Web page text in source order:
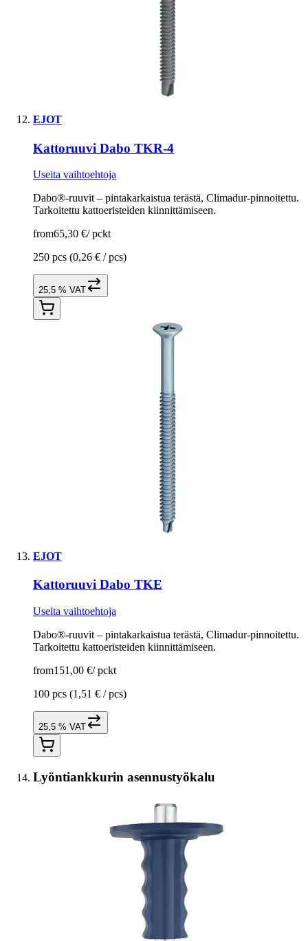
EJOT
Kattoruuvi Dabo TKR-4
Useita vaihtoehtoja
Dabo®-ruuvit – pintakarkaistua terästä, Climadur-pinnoitettu.
Tarkoitettu kattoeristeiden kiinnittämiseen.
from65,30 €/ pckt
250 pcs (0,26 € / pcs)
25,5 % VAT
EJOT
Kattoruuvi Dabo TKE
Useita vaihtoehtoja
Dabo®-ruuvit – pintakarkaistua terästä, Climadur-pinnoitettu.
Tarkoitettu kattoeristeiden kiinnittämiseen.
from151,00 €/ pckt
100 pcs (1,51 € / pcs)
25,5 % VAT
Lyöntiankkurin asennustyökalu